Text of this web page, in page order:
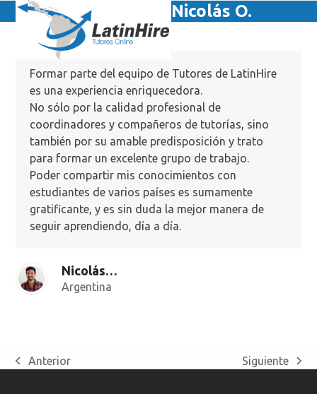
Skip
to
content
Open
mobile
Close
mobile
Nicolás O.
Formar parte del equipo de Tutores de LatinHire
es una experiencia enriquecedora.
No sólo por la calidad profesional de
coordinadores y compañeros de tutorías, sino
también por su amable predisposición y trato
para formar un excelente grupo de trabajo.
Poder compartir mis conocimientos con
estudiantes de varios países es sumamente
gratificante, y es sin duda la mejor manera de
seguir aprendiendo, día a día.
Nicolás O.
Argentina
previous
Anterior
next
Siguiente